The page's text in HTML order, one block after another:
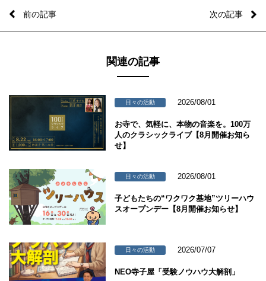
前の記事 次の記事
関連の記事
日々の活動 2026/08/01
お寺で、気軽に、本物の音楽を。100万
人のクラシックライブ【8月開催お知ら
せ】
日々の活動 2026/08/01
子どもたちの“ワクワク基地”ツリーハウ
スオープンデー【8月開催お知らせ】
日々の活動 2026/07/07
NEO寺子屋「受験ノウハウ大解剖」